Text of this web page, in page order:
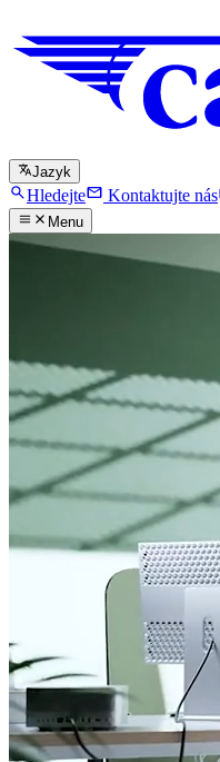
Jazyk
Hledejte Kontaktujte nás
Menu